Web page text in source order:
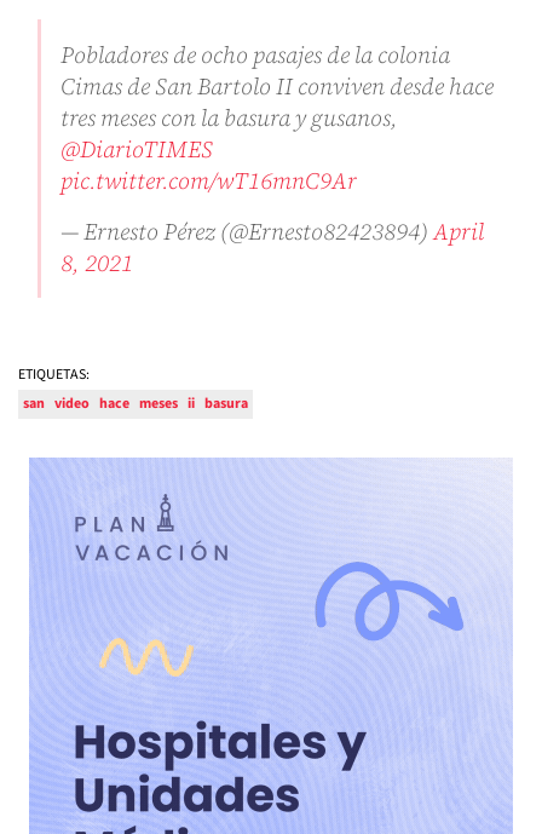
Pobladores de ocho pasajes de la colonia
Cimas de San Bartolo II conviven desde hace
tres meses con la basura y gusanos,
@DiarioTIMES
pic.twitter.com/wT16mnC9Ar
— Ernesto Pérez (@Ernesto82423894)April
8, 2021
ETIQUETAS:
san video hace meses ii basura